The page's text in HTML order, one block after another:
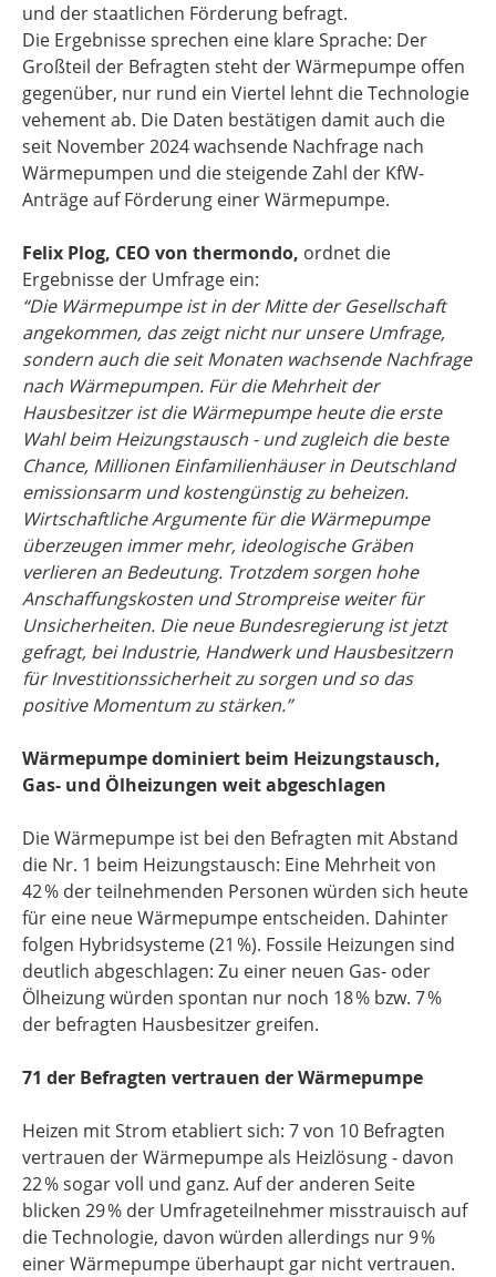
und der staatlichen Förderung befragt.
Die Ergebnisse sprechen eine klare Sprache: Der
Großteil der Befragten steht der Wärmepumpe offen
gegenüber, nur rund ein Viertel lehnt die Technologie
vehement ab. Die Daten bestätigen damit auch die
seit November 2024 wachsende Nachfrage nach
Wärmepumpen und die steigende Zahl der KfW-
Anträge auf Förderung einer Wärmepumpe.
Felix Plog, CEO von thermondo, ordnet die
Ergebnisse der Umfrage ein:
“Die Wärmepumpe ist in der Mitte der Gesellschaft
angekommen, das zeigt nicht nur unsere Umfrage,
sondern auch die seit Monaten wachsende Nachfrage
nach Wärmepumpen. Für die Mehrheit der
Hausbesitzer ist die Wärmepumpe heute die erste
Wahl beim Heizungstausch - und zugleich die beste
Chance, Millionen Einfamilienhäuser in Deutschland
emissionsarm und kostengünstig zu beheizen.
Wirtschaftliche Argumente für die Wärmepumpe
überzeugen immer mehr, ideologische Gräben
verlieren an Bedeutung. Trotzdem sorgen hohe
Anschaffungskosten und Strompreise weiter für
Unsicherheiten. Die neue Bundesregierung ist jetzt
gefragt, bei Industrie, Handwerk und Hausbesitzern
für Investitionssicherheit zu sorgen und so das
positive Momentum zu stärken.”
Wärmepumpe dominiert beim Heizungstausch,
Gas- und Ölheizungen weit abgeschlagen
Die Wärmepumpe ist bei den Befragten mit Abstand
die Nr. 1 beim Heizungstausch: Eine Mehrheit von
42 % der teilnehmenden Personen würden sich heute
für eine neue Wärmepumpe entscheiden. Dahinter
folgen Hybridsysteme (21 %). Fossile Heizungen sind
deutlich abgeschlagen: Zu einer neuen Gas- oder
Ölheizung würden spontan nur noch 18 % bzw. 7 %
der befragten Hausbesitzer greifen.
71 der Befragten vertrauen der Wärmepumpe
Heizen mit Strom etabliert sich: 7 von 10 Befragten
vertrauen der Wärmepumpe als Heizlösung - davon
22 % sogar voll und ganz. Auf der anderen Seite
blicken 29 % der Umfrageteilnehmer misstrauisch auf
die Technologie, davon würden allerdings nur 9 %
einer Wärmepumpe überhaupt gar nicht vertrauen.